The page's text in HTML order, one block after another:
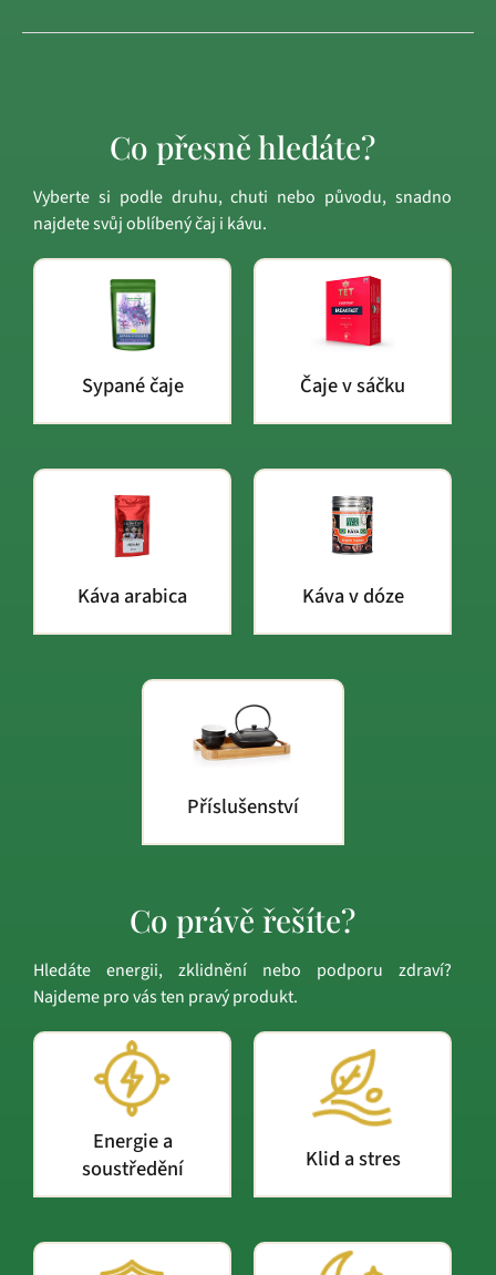
Co přesně hledáte?
Vyberte si podle druhu, chuti nebo původu, snadno
najdete svůj oblíbený čaj i kávu.
Sypané čaje Čaje v sáčku
Káva arabica Káva v dóze
Příslušenství
Co právě řešíte?
Hledáte energii, zklidnění nebo podporu zdraví?
Najdeme pro vás ten pravý produkt.
Energie a
soustředění
Klid a stres